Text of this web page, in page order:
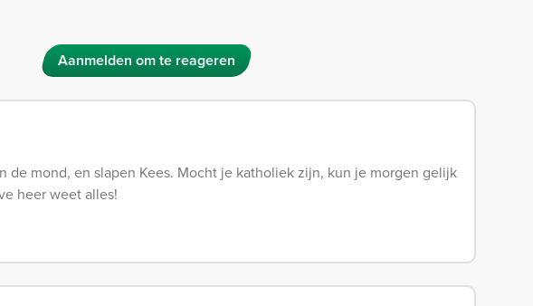
Aanmelden om te reageren
de mond, en slapen Kees. Mocht je katholiek zijn, kun je morgen gelijk
heer weet alles!